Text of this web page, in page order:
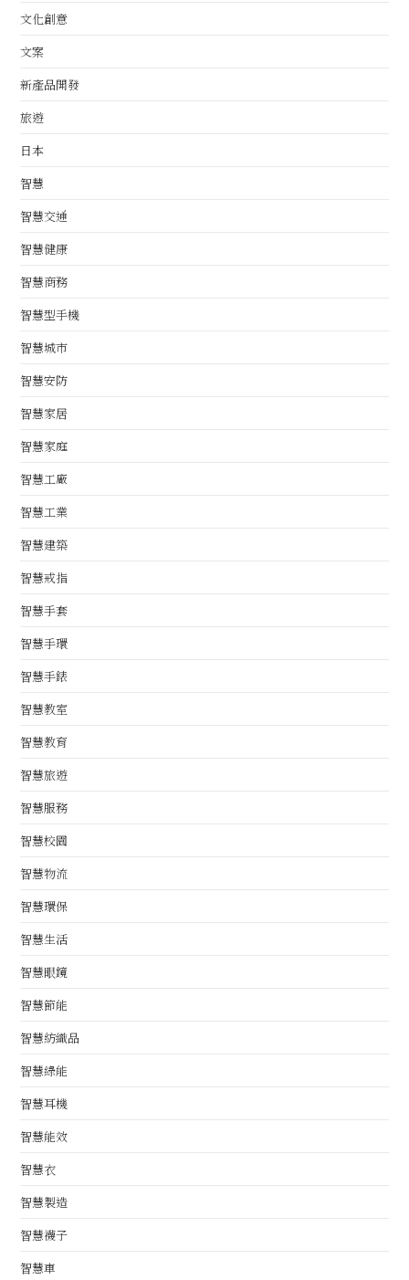
文化創意
文案
新產品開發
旅遊
日本
智慧
智慧交通
智慧健康
智慧商務
智慧型手機
智慧城市
智慧安防
智慧家居
智慧家庭
智慧工廠
智慧工業
智慧建築
智慧戒指
智慧手套
智慧手環
智慧手錶
智慧教室
智慧教育
智慧旅遊
智慧服務
智慧校園
智慧物流
智慧環保
智慧生活
智慧眼鏡
智慧節能
智慧紡織品
智慧綠能
智慧耳機
智慧能效
智慧衣
智慧製造
智慧襪子
智慧車